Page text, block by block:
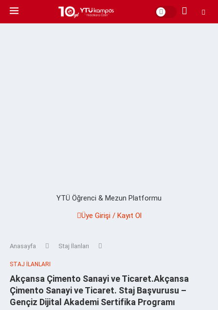
YTÜ Öğrenci & Mezun Platformu
Üye Girişi / Kayıt Ol
Anasayfa Staj İlanları
STAJ İLANLARI
Akçansa Çimento Sanayi ve Ticaret.Akçansa
Çimento Sanayi ve Ticaret. Staj Başvurusu –
Gençiz Dijital Akademi Sertifika Programı